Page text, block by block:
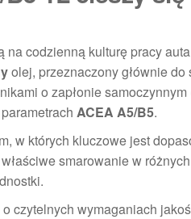
codzienną kulturę pracy
olej, przeznaczony głównie
o zapłonie
ACEA A5/B5.
w których kluczowe jest
smarowanie w
czytelnych wymaganiach